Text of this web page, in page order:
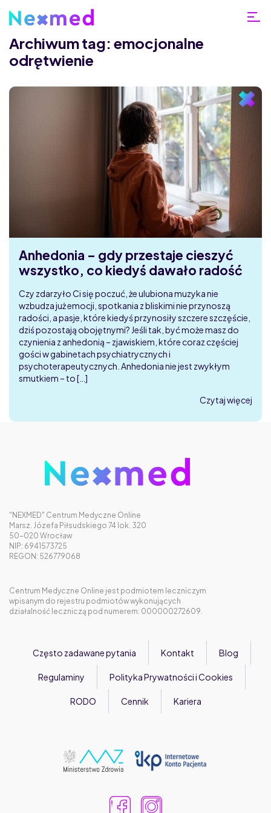
Archiwum tag: emocjonalne
odrętwienie
Anhedonia – gdy przestaje cieszyć
wszystko, co kiedyś dawało radość
Czy zdarzyło Ci się poczuć, że ulubiona muzyka nie
wzbudza już emocji, spotkania z bliskimi nie przynoszą
radości, a pasje, które kiedyś przynosiły szczere szczęście,
dziś pozostają obojętnymi? Jeśli tak, być może masz do
czynienia z anhedonią – zjawiskiem, które coraz częściej
gości w gabinetach psychiatrycznych i
psychoterapeutycznych. Anhedonia nie jest zwykłym
smutkiem – to […]
Czytaj więcej
"NEXMED" Centrum Medyczne Online
Marsz. Józefa Piłsudskiego 74 lok. 320
50-020 Wrocław
NIP: 6941573725
REGON: 526779068
Centrum Medyczne Online jest podmiotem leczniczym
wpisanym do rejestru podmiotów wykonujących
działalność leczniczą pod numerem: 000000272609.
Często zadawane pytania Kontakt Blog
Regulaminy Polityka Prywatności i Cookies
RODO Cennik Kariera